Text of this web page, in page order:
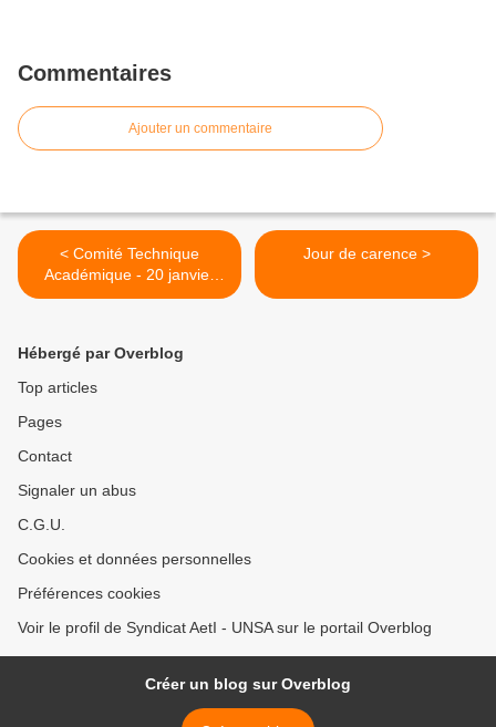
Commentaires
Ajouter un commentaire
< Comité Technique
Académique - 20 janvier
2012
Jour de carence >
Hébergé par Overblog
Top articles
Pages
Contact
Signaler un abus
C.G.U.
Cookies et données personnelles
Préférences cookies
Voir le profil de Syndicat AetI - UNSA sur le portail Overblog
Créer un blog sur Overblog